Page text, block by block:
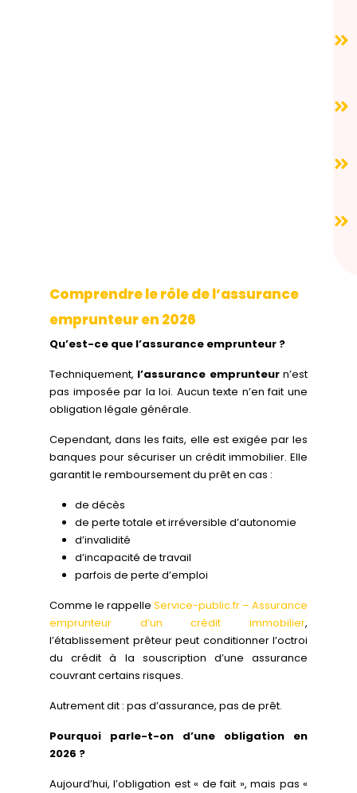
Comprendre le rôle de l’assurance
emprunteur en 2026
Qu’est-ce que l’assurance emprunteur ?
Techniquement, l’assurance emprunteurn’est
pas imposée par la loi. Aucun texte n’en fait une
obligation légale générale.
Cependant, dans les faits, elle est exigée par les
banques pour sécuriser un crédit immobilier. Elle
garantit le remboursement du prêt en cas :
de décès
de perte totale et irréversible d’autonomie
d’invalidité
d’incapacité de travail
parfois de perte d’emploi
Comme le rappelle Service-public.fr – Assurance
emprunteur d’un crédit immobilier,
l’établissement prêteur peut conditionner l’octroi
du crédit à la souscription d’une assurance
couvrant certains risques.
Autrement dit : pas d’assurance, pas de prêt.
Pourquoi parle-t-on d’une obligation en
2026 ?
Aujourd’hui, l’obligation est « de fait », mais pas «